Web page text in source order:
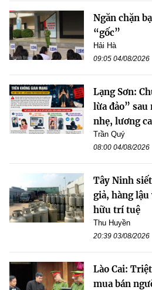
Ngăn chặn
“gốc”
Hải Hà
09:05 04/08/2026
Lạng Sơn:
lừa đảo”
nhẹ, lương
Trần Quý
08:00 04/08/2026
Tây Ninh
giả, hàng lậu
hữu trí tuệ
Thu Huyền
20:39 03/08/2026
Lào Cai:
mua bán